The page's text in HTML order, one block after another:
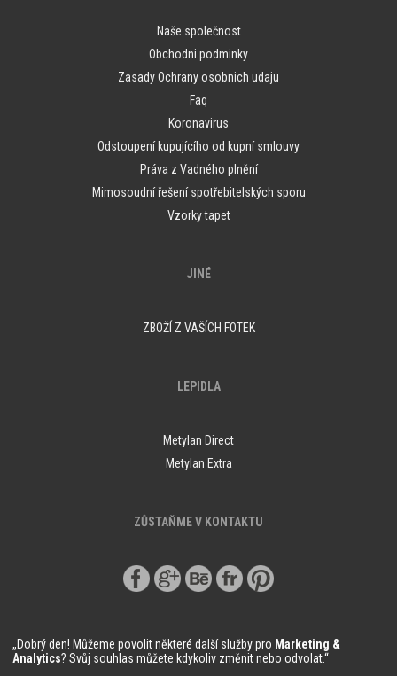
Naše společnost
Obchodni podminky
Zasady Ochrany osobnich udaju
Faq
Koronavirus
Odstoupení kupujícího od kupní smlouvy
Práva z Vadného plnění
Mimosoudní řešení spotřebitelských sporu
Vzorky tapet
JINÉ
ZBOŽÍ Z VAŠÍCH FOTEK
LEPIDLA
Metylan Direct
Metylan Extra
ZŮSTAŇME V KONTAKTU
„Dobrý den! Můžeme povolit některé další služby pro Marketing &
Analytics? Svůj souhlas můžete kdykoliv změnit nebo odvolat.“